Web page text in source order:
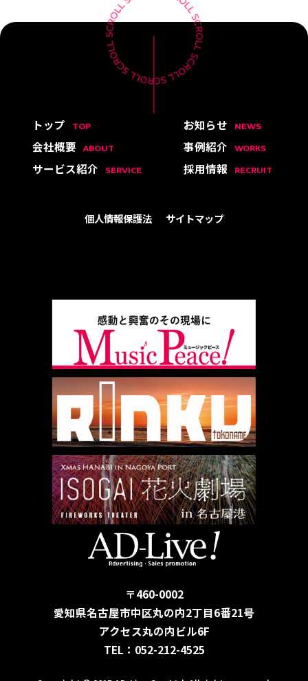
トップ TOP お知らせ NEWS
会社概要 ABOUT 事例紹介 WORKS
サービス紹介 SERVICE 採用情報 RECRUIT
個人情報保護法 サイトマップ
〒460-0002
愛知県名古屋市中区丸の内2丁目6番21号
アクセス丸の内ビル6F
TEL：052-212-4525